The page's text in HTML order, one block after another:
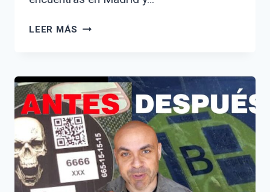
LEER MÁS DÓNDE
EN
MADRID:
GUÍA
COMPLETA
DE
OPCIONES
Y
CONSEJOS